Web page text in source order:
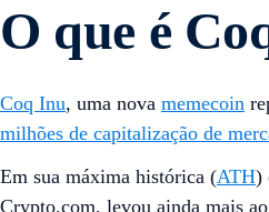
O que é
Coq Inu, uma nova memecoin
milhões de capitalização de
Em sua máxima histórica (ATH)
Crypto.com, levou ainda mais